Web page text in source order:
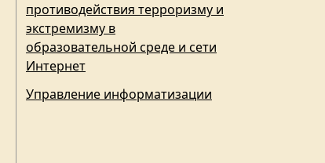
противодействия терроризму и
экстремизму в
образовательной среде и сети
Интернет
Управление информатизации